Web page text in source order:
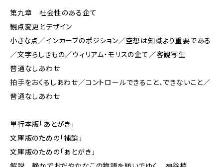
第九章 社会性のある企て
観点変更とデザイン
小さな点／インカーブのポジション／空想は知識より重要である
／文字らしきもの／ウィリアム・モリスの企て／客観写生
普通なしあわせ
拍手をおくるしあわせ／コントロールできること、できないこと／
普通なしあわせ
単行本版「あとがき」
文庫版のための「補論」
文庫版のための「あとがき」